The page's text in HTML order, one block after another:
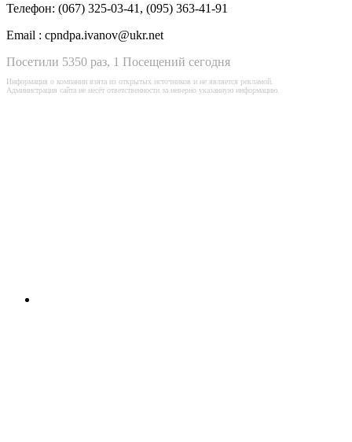
Телефон: (067) 325-03-41, (095) 363-41-91
Email : cpndpa.ivanov@ukr.net
Посетили 5350 раз, 1 Посещений сегодня
Информация о компании взята из открытых источников и не является рекламой.
Администрация сайта не несёт ответственности за неверно указанную информацию.